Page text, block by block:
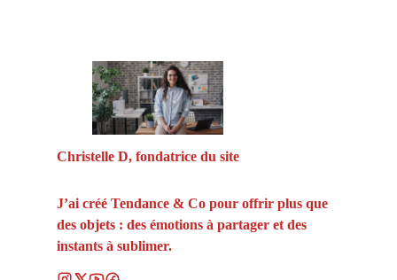
Christelle D, fondatrice du site
J’ai créé Tendance & Co pour offrir plus que
des objets : des émotions à partager et des
instants à sublimer.